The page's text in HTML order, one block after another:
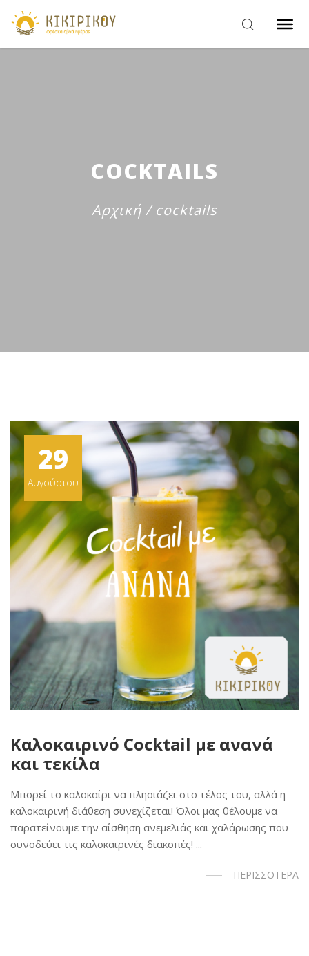
COCKTAILS
Αρχική / cocktails
29
Αυγούστου
Καλοκαιρινό Cocktail με ανανά
και τεκίλα
Μπορεί το καλοκαίρι να πλησιάζει στο τέλος του, αλλά η
καλοκαιρινή διάθεση συνεχίζεται! Όλοι μας θέλουμε να
παρατείνουμε την αίσθηση ανεμελιάς και χαλάρωσης που
συνοδεύει τις καλοκαιρινές διακοπές! ...
ΠΕΡΙΣΣΟΤΕΡΑ